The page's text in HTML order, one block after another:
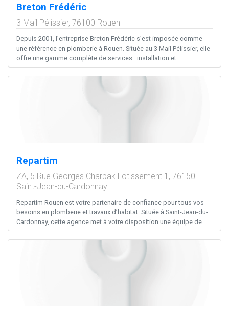
Breton Frédéric
3 Mail Pélissier, 76100 Rouen
Depuis 2001, l’entreprise Breton Frédéric s’est imposée comme
une référence en plomberie à Rouen. Située au 3 Mail Pélissier, elle
offre une gamme complète de services : installation et...
Repartim
ZA, 5 Rue Georges Charpak Lotissement 1, 76150
Saint-Jean-du-Cardonnay
Repartim Rouen est votre partenaire de confiance pour tous vos
besoins en plomberie et travaux d’habitat. Située à Saint-Jean-du-
Cardonnay, cette agence met à votre disposition une équipe de ...